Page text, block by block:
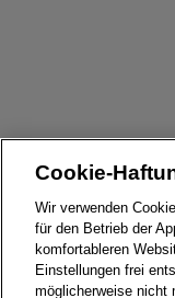
Cookie-
Wir verwenden
für den Betrieb der
komfortableren
Einstellungen frei
möglicherweise nicht